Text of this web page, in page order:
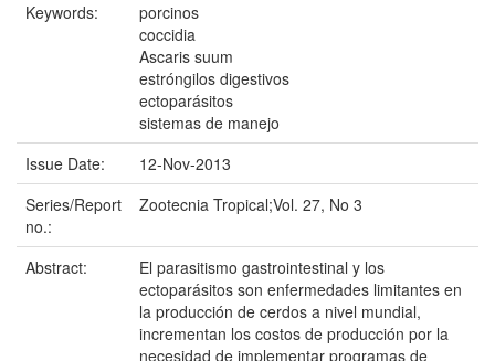
Keywords:
porcinos
coccidia
Ascaris suum
estróngilos digestivos
ectoparásitos
sistemas de manejo
Issue Date:
12-Nov-2013
Series/Report
no.:
Zootecnia Tropical;Vol. 27, No 3
Abstract:
El parasitismo gastrointestinal y los
ectoparásitos son enfermedades limitantes en
la producción de cerdos a nivel mundial,
incrementan los costos de producción por la
necesidad de implementar programas de